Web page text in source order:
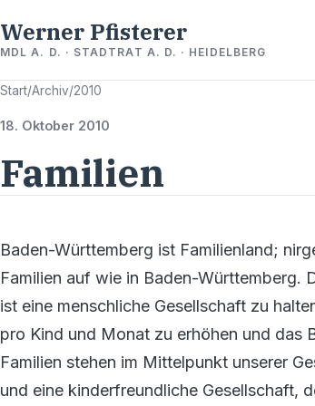
Werner Pfisterer
MDL A. D. · STADTRAT A. D. · HEIDELBERG
Start/Archiv/2010
18. Oktober 2010
Familien
Baden-Württemberg ist Familienland;
Familien auf wie in Baden-Württemberg.
ist eine menschliche Gesellschaft zu
pro Kind und Monat zu erhöhen und das
Familien stehen im Mittelpunkt unserer
und eine kinderfreundliche Gesellschaft,